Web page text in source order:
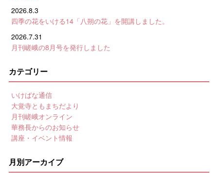
2026.8.3
四季の花をいける14「八朔の花」を開講しました。
2026.7.31
月刊嵯峨の8月号を発行しました
カテゴリー
いけばな通信
大覚寺ともまちだより
月刊嵯峨オンライン
華務長からのお知らせ
講座・イベント情報
月別アーカイブ